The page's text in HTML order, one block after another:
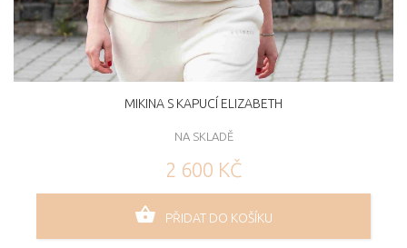
MIKINA S KAPUCÍ ELIZABETH
NA SKLADĚ
2 600 KČ
PŘIDAT DO KOŠÍKU